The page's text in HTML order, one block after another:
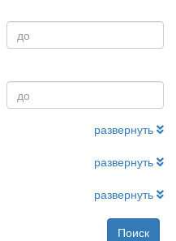
развернуть
развернуть
развернуть
Поиск